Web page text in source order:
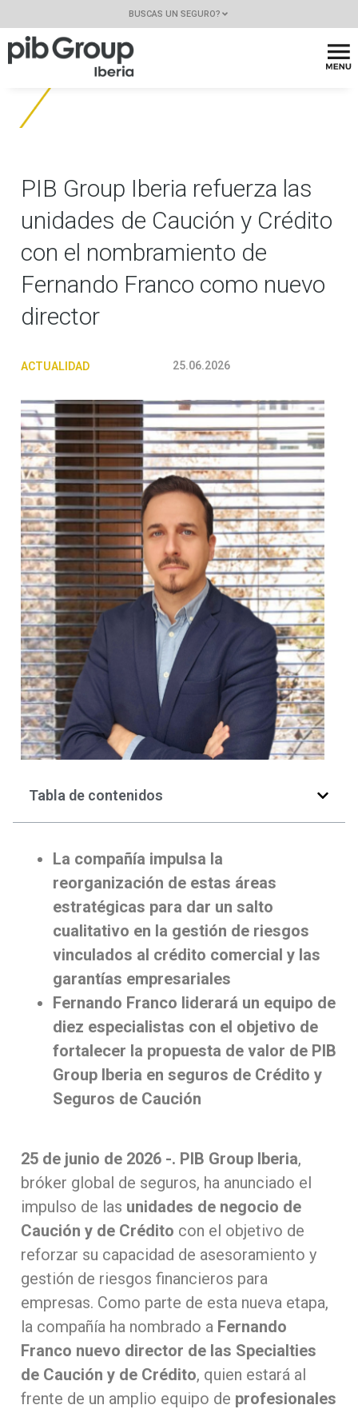
BUSCAS UN SEGURO?
PIB Group Iberia refuerza las
unidades de Caución y Crédito
con el nombramiento de
Fernando Franco como nuevo
director
ACTUALIDAD 25.06.2026
Tabla de contenidos
La compañía impulsa la
reorganización de estas áreas
estratégicas para dar un salto
cualitativo en la gestión de riesgos
vinculados al crédito comercial y las
garantías empresariales
Fernando Franco liderará un equipo de
diez especialistas con el objetivo de
fortalecer la propuesta de valor de PIB
Group Iberia en seguros de Crédito y
Seguros de Caución
25 de junio de 2026 -. PIB Group Iberia,
bróker global de seguros, ha anunciado el
impulso de las unidades de negocio de
Caución y de Crédito con el objetivo de
reforzar su capacidad de asesoramiento y
gestión de riesgos financieros para
empresas. Como parte de esta nueva etapa,
la compañía ha nombrado a Fernando
Franco nuevo director de las Specialties
de Caución y de Crédito, quien estará al
frente de un amplio equipo de profesionales